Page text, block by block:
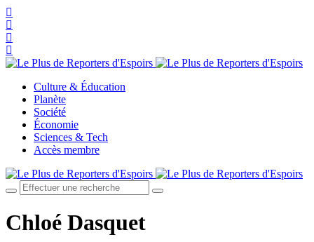
Culture & Éducation
Planète
Société
Économie
Sciences & Tech
Accès membre
Chloé Dasquet